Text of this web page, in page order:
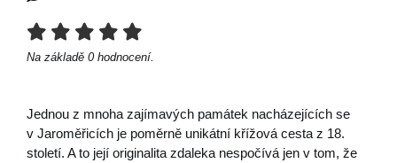
Na základě 0 hodnocení.
Jednou z mnoha zajímavých památek nacházejících se
v Jaroměřicích je poměrně unikátní křížová cesta z 18.
století. A to její originalita zdaleka nespočívá jen v tom, že